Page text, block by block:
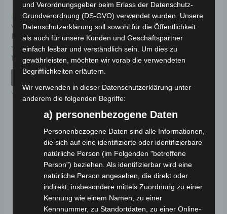
Kostenloser Versand
VSX ANZEIGE
KUNSTSTOFF
Bewertet
mit
0
19,00€ *
IN DEN WARENKORB
VSX
Kostenloser Versand
VSX RAHMENNUMMER-
ABDECKUNG
Bewertet
mit
19,00€ *
und Verordnungsgeber beim Erlass der Datenschutz-
Grundverordnung (DS-GVO) verwendet wurden. Unsere
Datenschutzerklärung soll sowohl für die Öffentlichkeit
als auch für unsere Kunden und Geschäftspartner
einfach lesbar und verständlich sein. Um dies zu
gewährleisten, möchten wir vorab die verwendeten
Begrifflichkeiten erläutern.
Wir verwenden in dieser Datenschutzerklärung unter
anderem die folgenden Begriffe:
a) personenbezogene Daten
Personenbezogene Daten sind alle Informationen,
die sich auf eine identifizierte oder identifizierbare
natürliche Person (im Folgenden "betroffene
Person") beziehen. Als identifizierbar wird eine
natürliche Person angesehen, die direkt oder
indirekt, insbesondere mittels Zuordnung zu einer
Kennung wie einem Namen, zu einer
Kennnummer, zu Standortdaten, zu einer Online-